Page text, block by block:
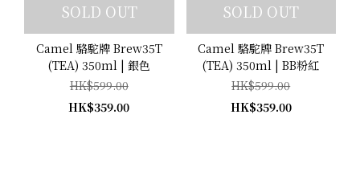
SOLD OUT
Camel 駱駝牌 Brew35T
(TEA) 350ml | 銀色
HK$599.00
HK$359.00
SOLD OUT
Camel 駱駝牌 Brew35T
(TEA) 350ml | BB粉紅
HK$599.00
HK$359.00